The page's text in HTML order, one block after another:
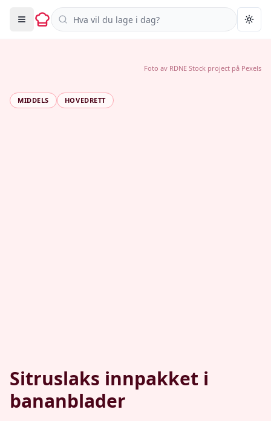
Søk i oppskrifter
MIDDELS HOVEDRETT
Sitruslaks innpakket i
bananblader
Foto av RDNE Stock project på Pexels